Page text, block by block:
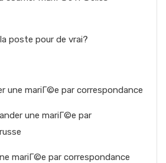
poste pour de vrai?
une mariГ©e par correspondance
une mariГ©e par
mariГ©e par correspondance